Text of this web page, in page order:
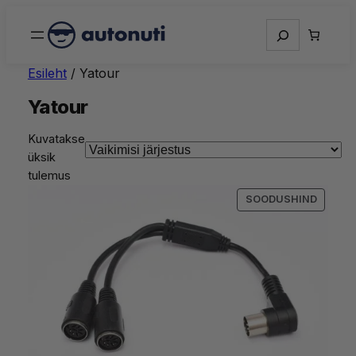
Otsing
Esileht/ Yatour
Yatour
Kuvatakse
üksik
tulemus
SOODUSHIND
TOODE